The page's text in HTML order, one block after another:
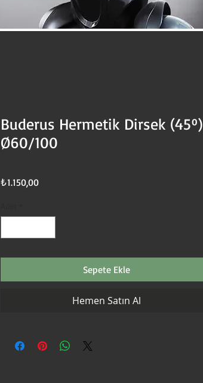
Buderus Hermetik Dirsek (45º)
Ø60/100
₺1.150,00Fiyat
Sepete Ekle
Hemen Satın Al